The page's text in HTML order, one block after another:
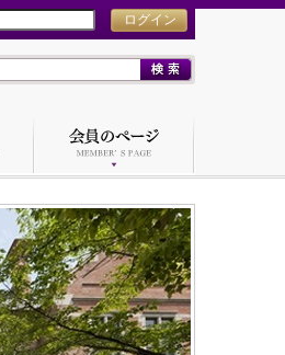
ログイン